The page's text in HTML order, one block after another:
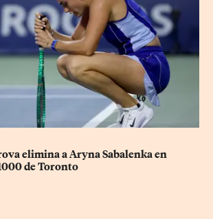
elimina a Aryna Sabalenka en
de Toronto